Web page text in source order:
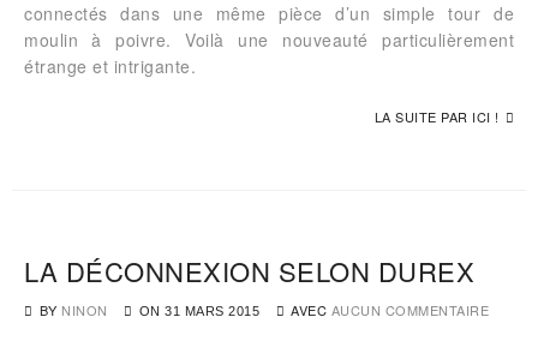
connectés dans une même pièce d’un simple tour de
moulin à poivre. Voilà une nouveauté particulièrement
étrange et intrigante.
LA SUITE PAR ICI !
LA DÉCONNEXION SELON DUREX
BY NINON ON 31 MARS 2015 AVEC AUCUN COMMENTAIRE